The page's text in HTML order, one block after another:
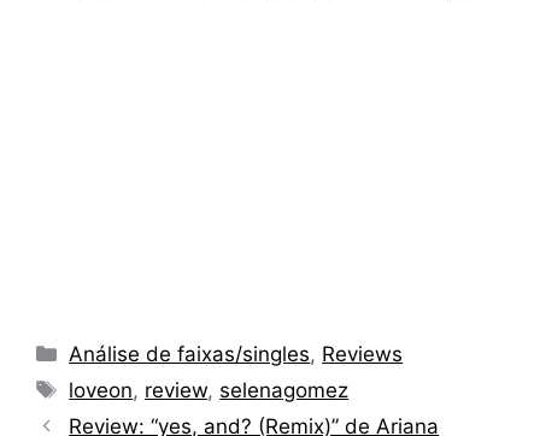
Categorias
Análise de faixas/singles, Reviews
Tags
loveon, review, selenagomez
Review: “yes, and? (Remix)” de Ariana